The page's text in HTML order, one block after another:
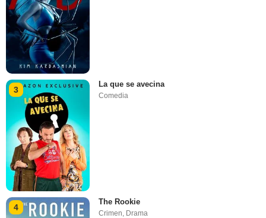
3
La que se avecina
Comedia
4
The Rookie
Crimen, Drama